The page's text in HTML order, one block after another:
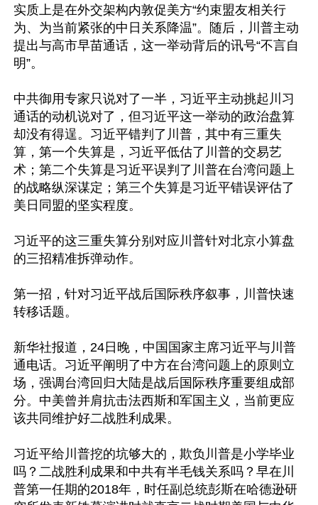
实质上是在外交架构内敦促美方“约束盟友相关行
为、为当前紧张的中日关系降温”。随后，川普主动
提出与高市早苗通话，这一举动背后的讯号“不言自
明”。
中共御用专家只说对了一半，习近平主动挑起川习
通话的动机说对了，但习近平这一举动的政治盘算
却没有得逞。习近平错判了川普，其中有三重失
算，第一个失算是，习近平低估了川普的交易艺
术；第二个失算是习近平误判了川普在台湾问题上
的战略纵深谋定；第三个失算是习近平错误评估了
美日同盟的坚实程度。
习近平的这三重失算分别对应川普针对北京小算盘
的三招精准拆弹动作。
第一招，针对习近平战后国际秩序叙事，川普快速
转移话题。
新华社报道，24日晚，中国国家主席习近平与川普
通电话。习近平阐明了中方在台湾问题上的原则立
场，强调台湾回归大陆是战后国际秩序重要组成部
分。中美曾并肩抗击法西斯和军国主义，当前更应
该共同维护好二战胜利成果。
习近平给川普挖的坑够大的，欺负川普是小学毕业
吗？二战胜利成果和中共有半毛钱关系吗？早在川
普第一任期的2018年，时任副总统彭斯在哈德逊研